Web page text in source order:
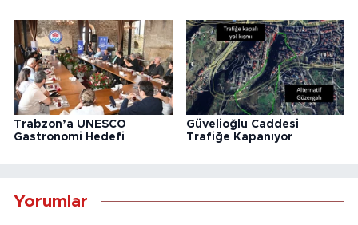
Trabzon’a UNESCO
Gastronomi Hedefi
Güvelioğlu Caddesi
Trafiğe Kapanıyor
Yorumlar